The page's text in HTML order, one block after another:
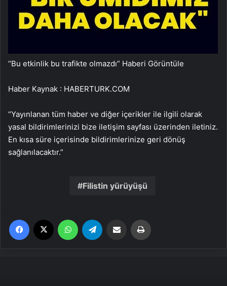
“Bu etkinlik bu trafikte olmazdı” Haberi Görüntüle
Haber Kaynak : HABERTURK.COM
“Yayınlanan tüm haber ve diğer içerikler ile ilgili olarak
yasal bildirimlerinizi bize iletişim sayfası üzerinden iletiniz.
En kısa süre içerisinde bildirimlerinize geri dönüş
sağlanılacaktır.”
Filistin yürüyüşü
Facebook WhatsApp Email'den paylaş